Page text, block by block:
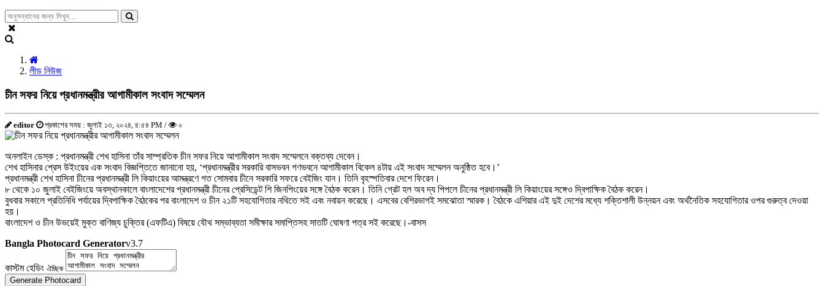
লীড নিউজ
চীন সফর নিয়ে প্রধানমন্ত্রীর আগামীকাল সংবাদ সম্মেলন
editor প্রকাশের সময় : জুলাই ১৩, ২০২৪, ৪:৫৪ PM / ০
অনলাইন ডেস্ক : প্রধানমন্ত্রী শেখ হাসিনা তাঁর সাম্প্রতিক চীন সফর নিয়ে আগামীকাল সংবাদ সম্মেলনে বক্তব্য দেবেন।
শেখ হাসিনার প্রেস উইংয়ের এক সংবাদ বিজ্ঞপ্তিতে জানানো হয়, ‘প্রধানমন্ত্রীর সরকারি বাসভবন গণভবনে আগামীকাল বিকেল ৪টায় এই সংবাদ সম্মেলন অনুষ্ঠিত হবে।’
প্রধানমন্ত্রী শেখ হাসিনা চীনের প্রধানমন্ত্রী লি কিয়াংয়ের আমন্ত্রণে গত সোমবার চীনে সরকারি সফরে বেইজিং যান। তিনি বৃহস্পতিবার দেশে ফিরেন।
৮ থেকে ১০ জুলাই বেইজিংয়ে অবস্থানকালে বাংলাদেশের প্রধানমন্ত্রী চীনের প্রেসিডেন্ট শি জিনপিংয়ের সঙ্গে বৈঠক করেন। তিনি গ্রেট হল অব দ্য পিপলে চীনের প্রধানমন্ত্রী লি কিয়াংয়ের সঙ্গেও দ্বিপাক্ষিক বৈঠক করেন।
বুধবার সকালে প্রতিনিধি পর্যায়ের দ্বিপাক্ষিক বৈঠকের পর বাংলাদেশ ও চীন ২১টি সহযোগিতার নথিতে সই এবং নবায়ন করেছে। এসবের বেশিরভাগই সমঝোতা স্মারক। বৈঠকে এশিয়ার এই দুই দেশের মধ্যে শক্তিশালী উন্নয়ন এবং অর্থনৈতিক সহযোগিতার ওপর গুরুত্ব দেওয়া
হয়।
বাংলাদেশ ও চীন উভয়েই মুক্ত বাণিজ্য চুক্তির (এফটিএ) বিষয়ে যৌথ সম্ভাব্যতা সমীক্ষার সমাপ্তিসহ সাতটি ঘোষণা পত্র সই করেছে।-বাসস
Bangla Photocard Generatorv3.7
কাস্টম হেডিং ঐচ্ছিক
Generate Photocard